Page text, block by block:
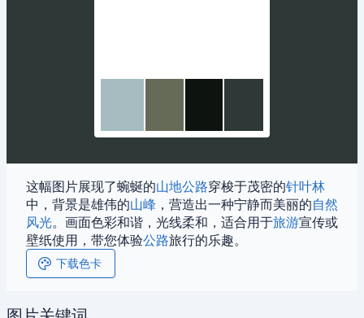
这幅图片展现了蜿蜒的山地公路穿梭于茂密的针叶林
中，背景是雄伟的山峰 ，营造出一种宁静而美丽的自然
风光。画面色彩和谐，光线柔和，适合用于旅游宣传或
壁纸使用，带您体验公路旅行的乐趣。
下载色卡